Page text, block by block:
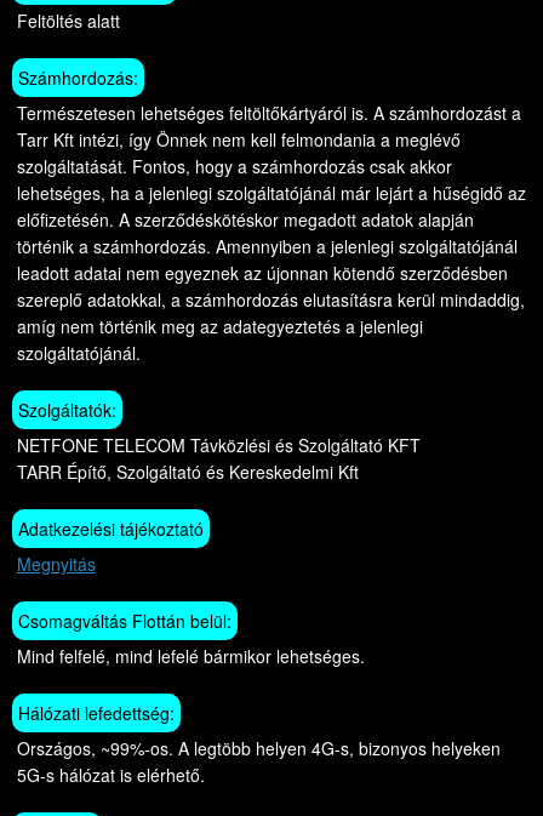
Feltöltés alatt
Számhordozás:
Természetesen lehetséges feltöltőkártyáról is. A számhordozást a
Tarr Kft intézi, így Önnek nem kell felmondania a meglévő
szolgáltatását. Fontos, hogy a számhordozás csak akkor
lehetséges, ha a jelenlegi szolgáltatójánál már lejárt a hűségidő az
előfizetésén. A szerződéskötéskor megadott adatok alapján
történik a számhordozás. Amennyiben a jelenlegi szolgáltatójánál
leadott adatai nem egyeznek az újonnan kötendő szerződésben
szereplő adatokkal, a számhordozás elutasításra kerül mindaddig,
amíg nem történik meg az adategyeztetés a jelenlegi
szolgáltatójánál.
Szolgáltatók:
NETFONE TELECOM Távközlési és Szolgáltató KFT
TARR Építő, Szolgáltató és Kereskedelmi Kft
Adatkezelési tájékoztató
Megnyitás
Csomagváltás Flottán belül:
Mind felfelé, mind lefelé bármikor lehetséges.
Hálózati lefedettség:
Országos, ~99%-os. A legtöbb helyen 4G-s, bizonyos helyeken
5G-s hálózat is elérhető.